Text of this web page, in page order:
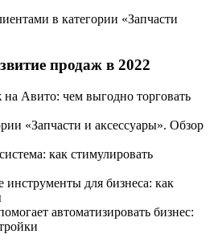
в категории «Запчасти
продаж в 2022
Авито: чем выгодно торговать
«Запчасти и аксессуары». Обзор
как стимулировать
для бизнеса: как
автоматизировать бизнес: